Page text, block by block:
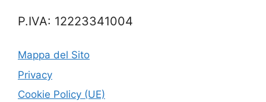
P.IVA: 12223341004
Mappa del Sito
Privacy
Cookie Policy (UE)